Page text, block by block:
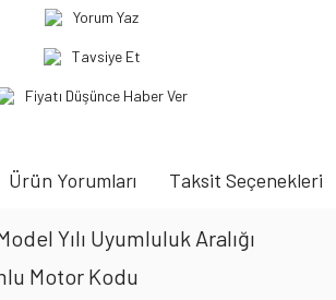
Yorum Yaz
Tavsiye Et
Fiyatı Düşünce Haber Ver
Ürün Yorumları Taksit Seçenekleri
Yılı Uyumluluk Aralığı
Motor Kodu